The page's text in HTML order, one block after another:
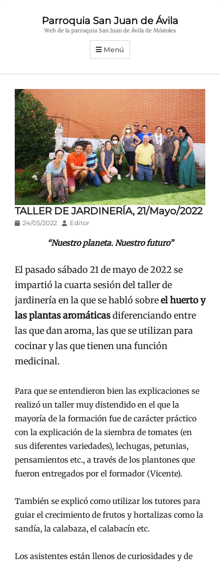
Parroquia San Juan de Ávila
Web de la parroquia San Juan de Ávila de Móstoles
Menú
TALLER DE JARDINERÍA, 21/Mayo/2022
Publicado
24/05/2022 AutorEditor
“Nuestro planeta. Nuestro futuro”
El pasado sábado 21 de mayo de 2022 se
impartió la cuarta sesión del taller de
jardinería en la que se habló sobreel huerto y
las plantas aromáticasdiferenciando entre
las que dan aroma, las que se utilizan para
cocinar y las que tienen una función
medicinal.
Para que se entendieron bien las explicaciones se
realizó un taller muy distendido en el que la
mayoría de la formación fue de carácter práctico
con la explicación de la siembra de tomates (en
sus diferentes variedades), lechugas, petunias,
pensamientos etc., a través de los plantones que
fueron entregados por el formador (Vicente).
También se explicó como utilizar los tutores para
guiar el crecimiento de frutos y hortalizas como la
sandía, la calabaza, el calabacín etc.
Los asistentes están llenos de curiosidades y de